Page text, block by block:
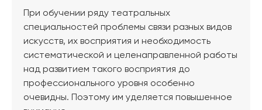
При обучении ряду театральных
специальностей проблемы связи разных видов
искусств, их восприятия и необходимость
систематической и целенаправленной работы
над развитием такого восприятия до
профессионального уровня особенно
очевидны. Поэтому им уделяется повышенное